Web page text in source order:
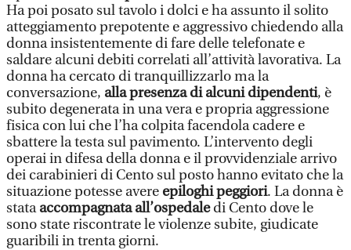
Ha poi posato sul tavolo i dolci e ha assunto il solito
atteggiamento prepotente e aggressivo chiedendo alla
donna insistentemente di fare delle telefonate e
saldare alcuni debiti correlati all’attività lavorativa. La
donna ha cercato di tranquillizzarlo ma la
conversazione, alla presenza di alcuni dipendenti, è
subito degenerata in una vera e propria aggressione
fisica con lui che l’ha colpita facendola cadere e
sbattere la testa sul pavimento. L’intervento degli
operai in difesa della donna e il provvidenziale arrivo
dei carabinieri di Cento sul posto hanno evitato che la
situazione potesse avere epiloghi peggiori. La donna è
stataaccompagnata all’ospedaledi Cento dove le
sono state riscontrate le violenze subite, giudicate
guaribili in trenta giorni.